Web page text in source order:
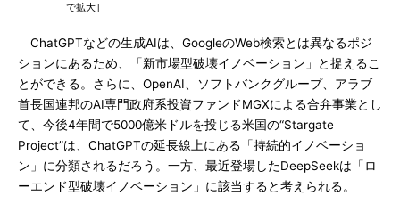
で拡大］
ChatGPTなどの生成AIは、GoogleのWeb検索とは異なるポジ
ションにあるため、「新市場型破壊イノベーション」と捉えるこ
とができる。さらに、OpenAI、ソフトバンクグループ、アラブ
首長国連邦のAI専門政府系投資ファンドMGXによる合弁事業とし
て、今後4年間で5000億米ドルを投じる米国の“Stargate
Project”は、ChatGPTの延長線上にある「持続的イノベーショ
ン」に分類されるだろう。一方、最近登場したDeepSeekは「ロ
ーエンド型破壊イノベーション」に該当すると考えられる。